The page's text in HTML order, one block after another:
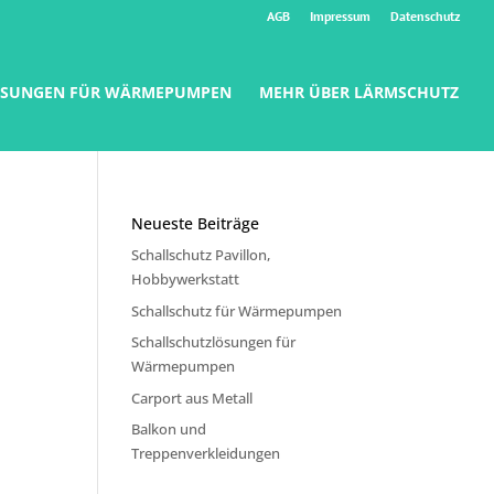
AGB Impressum Datenschutz
FÜR WÄRMEPUMPEN MEHR ÜBER LÄRMSCHUTZ
Neueste Beiträge
Schallschutz Pavillon,
Hobbywerkstatt
Schallschutz für Wärmepumpen
Schallschutzlösungen für
Wärmepumpen
Carport aus Metall
Balkon und
Treppenverkleidungen